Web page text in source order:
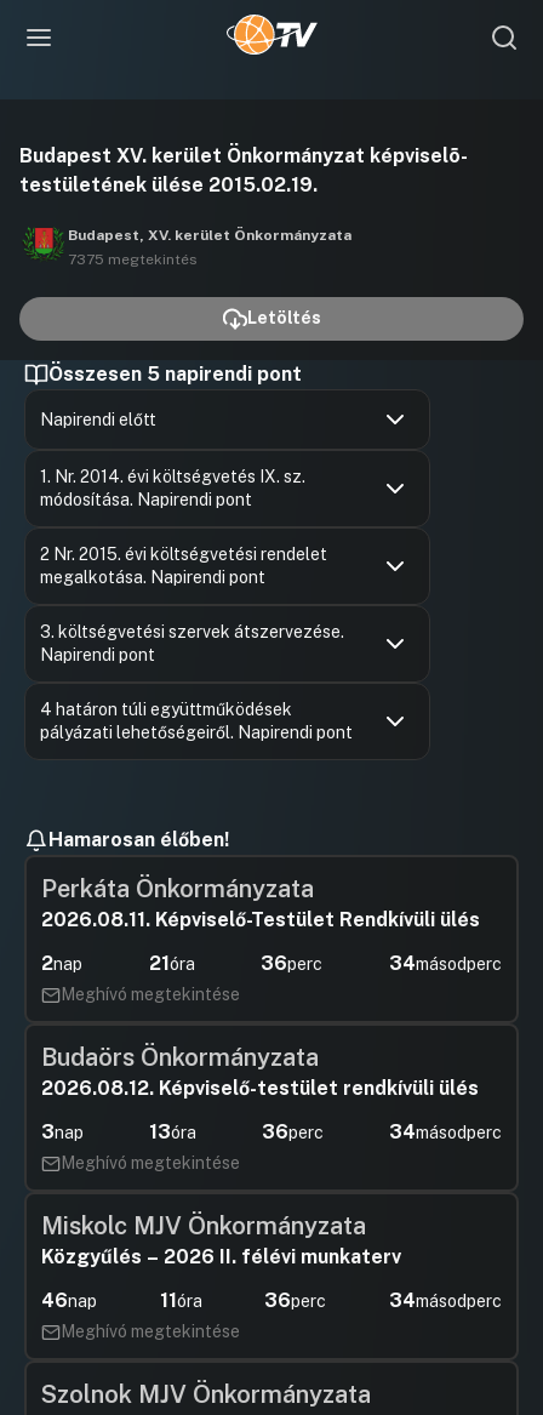
lejátszása
Budapest XV. kerület Önkormányzat képviselõ-
testületének ülése 2015.02.19.
Budapest, XV. kerület Önkormányzata
7375 megtekintés
Letöltés
Összesen 5 napirendi pont
Napirendi előtt
1. Nr. 2014. évi költségvetés IX. sz.
módosítása. Napirendi pont
2 Nr. 2015. évi költségvetési rendelet
megalkotása. Napirendi pont
3. költségvetési szervek átszervezése.
Napirendi pont
4 határon túli együttműködések
pályázati lehetőségeiről. Napirendi pont
Hamarosan élőben!
Perkáta Önkormányzata
2026.08.11. Képviselő-Testület Rendkívüli ülés
2nap 21óra 36perc 34másodperc
Meghívó megtekintése
Budaörs Önkormányzata
2026.08.12. Képviselő-testület rendkívüli ülés
3nap 13óra 36perc 34másodperc
Meghívó megtekintése
Miskolc MJV Önkormányzata
Közgyűlés – 2026 II. félévi munkaterv
46nap 11óra 36perc 34másodperc
Meghívó megtekintése
Szolnok MJV Önkormányzata